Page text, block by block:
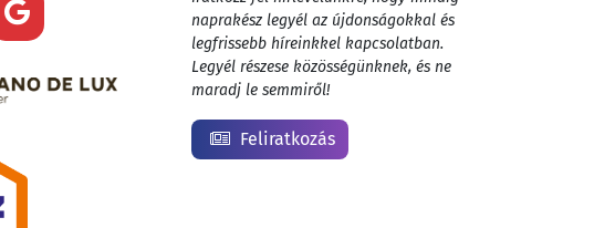
naprakész legyél az újdonságokkal és
legfrissebb híreinkkel kapcsolatban.
Legyél részese közösségünknek, és ne
maradj le semmiről!
Feliratkozás